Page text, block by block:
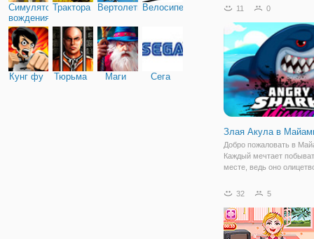
Симулятор
вождения
Трактора ВертолетыВелосипед
Кунг фу Тюрьма Маги Сега
похожего на Несси,
выживание среди
подобных. Вы
11 0
Злая Акула в
Добро пожаловать в
Каждый мечтает
месте, ведь оно
только даже в раю
день у песчаных
появилась акула.
32 5